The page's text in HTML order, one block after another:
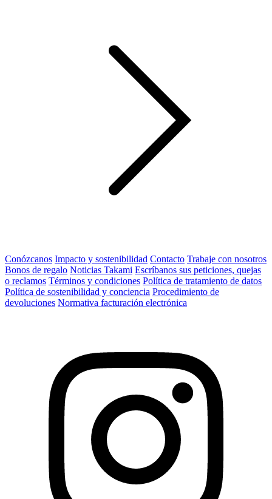
Conózcanos Impacto y sostenibilidad Contacto Trabaje con nosotros
Bonos de regalo Noticias Takami Escríbanos sus peticiones, quejas
o reclamos Términos y condiciones Política de tratamiento de datos
Política de sostenibilidad y conciencia Procedimiento de
devoluciones Normativa facturación electrónica